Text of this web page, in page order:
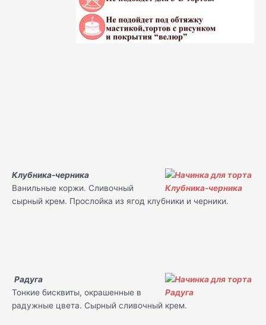
Клубника-черника
Ванильные коржи. Сливочный
сырный крем. Прослойка из ягод клубники и черники.
Радуга
Тонкие бисквиты, окрашенные в
радужные цвета. Сырный сливочный крем.